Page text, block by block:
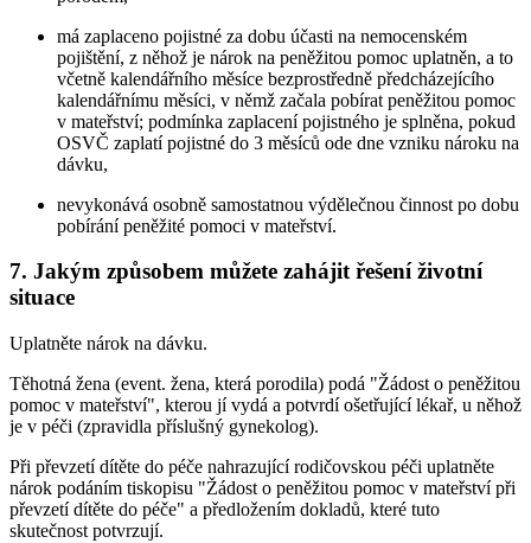
má zaplaceno pojistné za dobu účasti na nemocenském
pojištění, z něhož je nárok na peněžitou pomoc uplatněn, a to
včetně kalendářního měsíce bezprostředně předcházejícího
kalendářnímu měsíci, v němž začala pobírat peněžitou pomoc
v mateřství; podmínka zaplacení pojistného je splněna, pokud
OSVČ zaplatí pojistné do 3 měsíců ode dne vzniku nároku na
dávku,
nevykonává osobně samostatnou výdělečnou činnost po dobu
pobírání peněžité pomoci v mateřství.
7. Jakým způsobem můžete zahájit řešení životní
situace
Uplatněte nárok na dávku.
Těhotná žena (event. žena, která porodila) podá "Žádost o peněžitou
pomoc v mateřství", kterou jí vydá a potvrdí ošetřující lékař, u něhož
je v péči (zpravidla příslušný gynekolog).
Při převzetí dítěte do péče nahrazující rodičovskou péči uplatněte
nárok podáním tiskopisu "Žádost o peněžitou pomoc v mateřství při
převzetí dítěte do péče" a předložením dokladů, které tuto
skutečnost potvrzují.